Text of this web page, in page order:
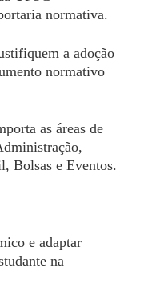
normativa.
a adoção
normativo
as áreas de
Bolsas e Eventos.
e adaptar
na